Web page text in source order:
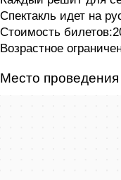
Спектакль идет на
Стоимость
Возрастное
Место проведения